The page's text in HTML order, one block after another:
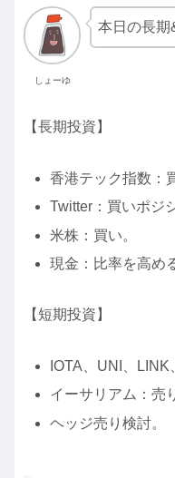
しょーゆ
本日の長期
【長期投資】
香港テック指数：
Twitter：買いポジ
米株：買い。
現金：比率を高め
【短期投資】
IOTA、UNI、LINK
イーサリアム：売
ヘッジ売り検討。